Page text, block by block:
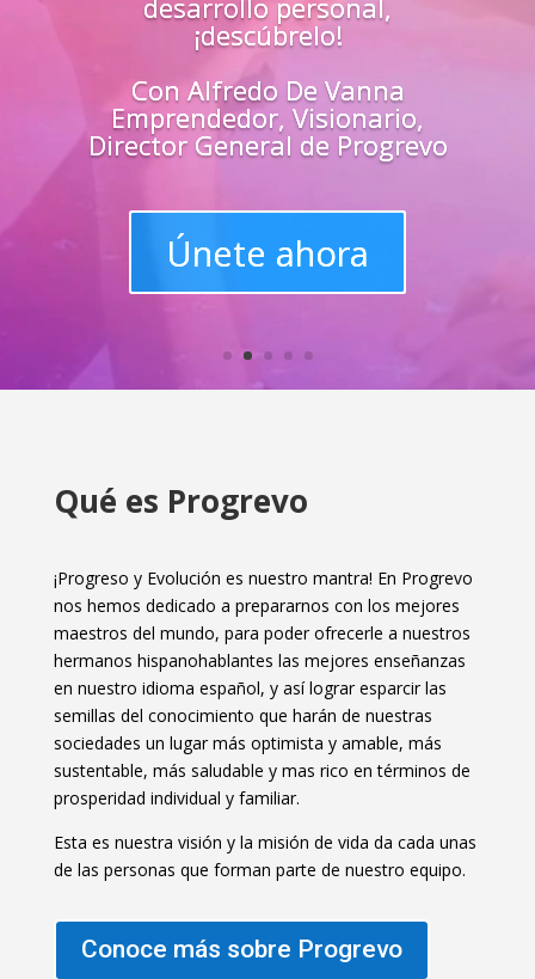
Únete y triunfa como un
líder del progreso
Qué es Progrevo
¡Progreso y Evolución es nuestro mantra! En Progrevo
nos hemos dedicado a prepararnos con los mejores
maestros del mundo, para poder ofrecerle a nuestros
hermanos hispanohablantes las mejores enseñanzas
en nuestro idioma español, y así lograr esparcir las
semillas del conocimiento que harán de nuestras
sociedades un lugar más optimista y amable, más
sustentable, más saludable y mas rico en términos de
prosperidad individual y familiar.
Esta es nuestra visión y la misión de vida da cada unas
de las personas que forman parte de nuestro equipo.
Conoce más sobre Progrevo